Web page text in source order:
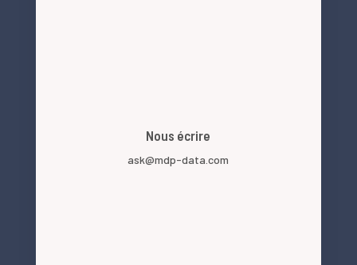
Nous écrire
ask@mdp-data.com